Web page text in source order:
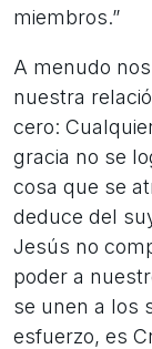
miembros.”
A menudo
nuestra
cero:
gracia no se
cosa que se
deduce del
Jesús no
poder a
se unen a los
esfuerzo, es